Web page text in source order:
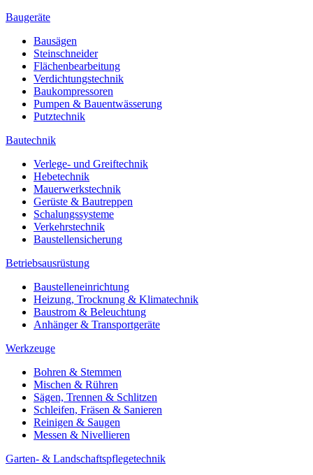
Baugeräte
Bausägen
Steinschneider
Flächenbearbeitung
Verdichtungstechnik
Baukompressoren
Pumpen & Bauentwässerung
Putztechnik
Bautechnik
Verlege- und Greiftechnik
Hebetechnik
Mauerwerkstechnik
Gerüste & Bautreppen
Schalungssysteme
Verkehrstechnik
Baustellensicherung
Betriebsausrüstung
Baustelleneinrichtung
Heizung, Trocknung & Klimatechnik
Baustrom & Beleuchtung
Anhänger & Transportgeräte
Werkzeuge
Bohren & Stemmen
Mischen & Rühren
Sägen, Trennen & Schlitzen
Schleifen, Fräsen & Sanieren
Reinigen & Saugen
Messen & Nivellieren
Garten- & Landschaftspflegetechnik